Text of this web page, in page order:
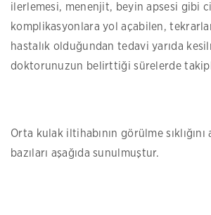
ilerlemesi, menenjit, beyin apsesi gibi
komplikasyonlara yol açabilen,
hastalık olduğundan tedavi yarıda
doktorunuzun belirttiği sürelerde
Orta kulak iltihabının görülme
bazıları aşağıda sunulmuştur.